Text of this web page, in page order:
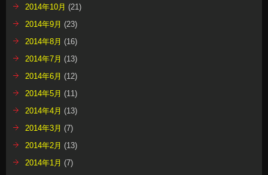
2014年10月 (21)
2014年9月 (23)
2014年8月 (16)
2014年7月 (13)
2014年6月 (12)
2014年5月 (11)
2014年4月 (13)
2014年3月 (7)
2014年2月 (13)
2014年1月 (7)